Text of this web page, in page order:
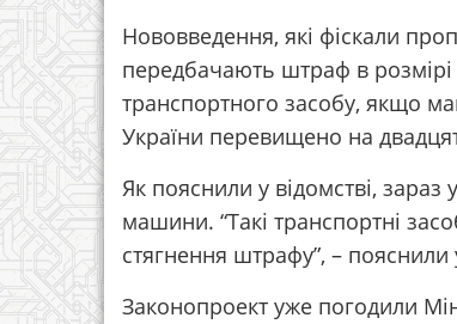
Нововведення, які фіскали
передбачають штраф в розмірі
транспортного засобу, якщо
України перевищено на
Як пояснили у відомстві, зараз
машини. “Такі транспортні
стягнення штрафу”, – пояснили
Законопроект уже погодили